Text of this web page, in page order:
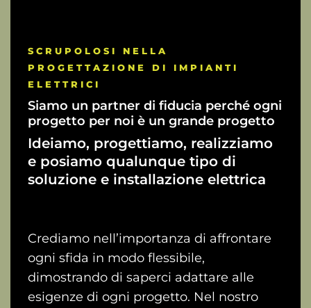
SCRUPOLOSI NELLA
PROGETTAZIONE DI IMPIANTI
ELETTRICI
Siamo un partner di fiducia perché ogni
progetto per noi è un grande progetto
Ideiamo, progettiamo, realizziamo
e posiamo qualunque tipo di
soluzione e installazione elettrica
Crediamo nell’importanza di affrontare
ogni sfida in modo flessibile,
dimostrando di saperci adattare alle
esigenze di ogni progetto. Nel nostro